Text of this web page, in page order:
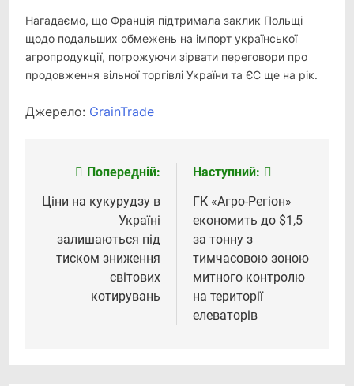
Нагадаємо, що Франція підтримала заклик Польщі
щодо подальших обмежень на імпорт української
агропродукції, погрожуючи зірвати переговори про
продовження вільної торгівлі України та ЄС ще на рік.
Джерело: GrainTrade
Навігація
записів
Попередній:
Ціни на кукурудзу в
Україні
залишаються під
тиском зниження
світових
котирувань
Наступний:
ГК «Агро-Регіон»
економить до $1,5
за тонну з
тимчасовою зоною
митного контролю
на території
елеваторів